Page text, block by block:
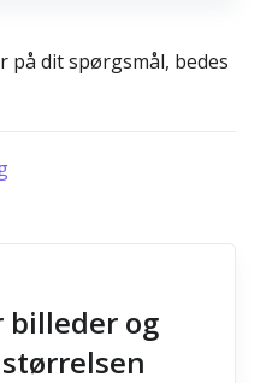
på dit spørgsmål, bedes
billeder og